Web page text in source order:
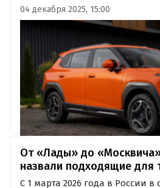
вариантами окраски и
автомобиль с господдержкой.
04 декабря 2025, 15:00
От «Лады» до
назвали подходящие для
С 1 марта 2026 года в России